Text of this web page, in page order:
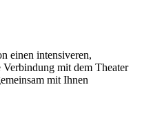
einen intensiveren,
Verbindung mit dem Theater
mit Ihnen